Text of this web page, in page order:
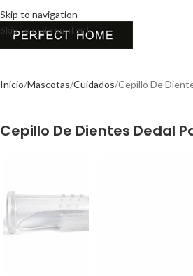
Skip to navigation
Skip to main content
Inicio Mascotas Cuidados Cepillo De
Cepillo De Dientes Dedal